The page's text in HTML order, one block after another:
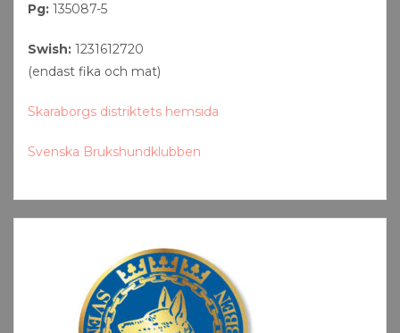
Pg: 135087-5
Swish: 1231612720
(endast fika och mat)
Skaraborgs distriktets hemsida
Svenska Brukshundklubben